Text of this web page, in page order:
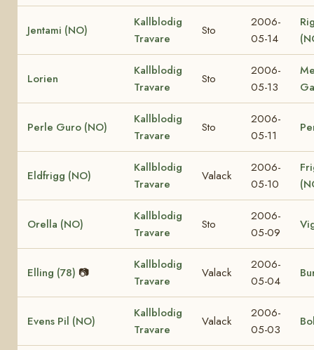
Jentami (NO)
Kallblodig
Travare
Sto
2006-
05-14
Lorien
Kallblodig
Travare
Sto
2006-
05-13
Perle Guro (NO)
Kallblodig
Travare
Sto
2006-
05-11
Eldfrigg (NO)
Kallblodig
Travare
Valack
2006-
05-10
Orella (NO)
Kallblodig
Travare
Sto
2006-
05-09
Elling (78) 📷
Kallblodig
Travare
Valack
2006-
05-04
Evens Pil (NO)
Kallblodig
Travare
Valack
2006-
05-03